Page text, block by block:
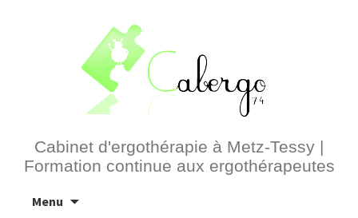
Cabinet d'ergothérapie à Metz-Tessy |
Formation continue aux ergothérapeutes
Menu
au